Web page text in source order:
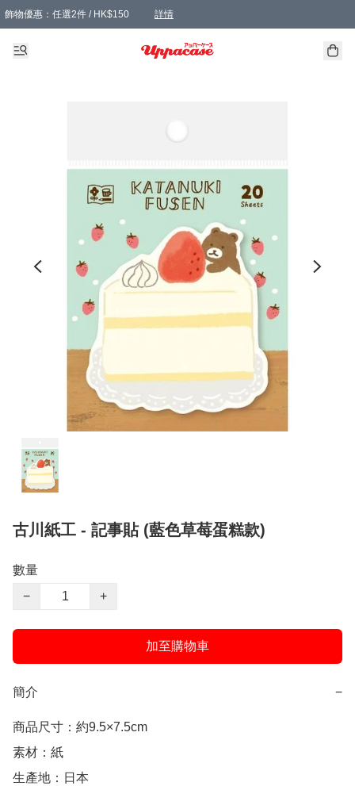
飾物優惠：任選2件 / HK$150 詳情
髮飾優惠：任選2件 / HK$100 詳情
精選襪子優惠：任選3對 / HK$115 詳情
滿額免運：本地訂單滿港幣350元可享免運費優惠
古川紙工 - 記事貼 (藍色草莓蛋糕款)
數量
−
+
加至購物車
簡介 −
商品尺寸：約9.5×7.5cm
素材：紙
生產地：日本